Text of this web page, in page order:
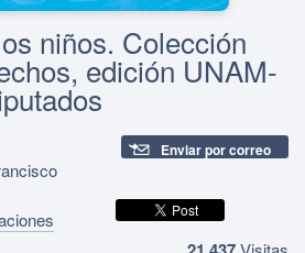
niños. Colección
edición UNAM-
Enviar por correo